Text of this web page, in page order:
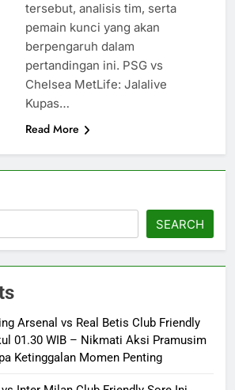
tersebut, analisis tim, serta
pemain kunci yang akan
berpengaruh dalam
pertandingan ini. PSG vs
Chelsea MetLife: Jalalive
Kupas…
Read More
SEARCH
Arsenal vs Real Betis Club Friendly
01.30 WIB – Nikmati Aksi Pramusim
Ketinggalan Momen Penting